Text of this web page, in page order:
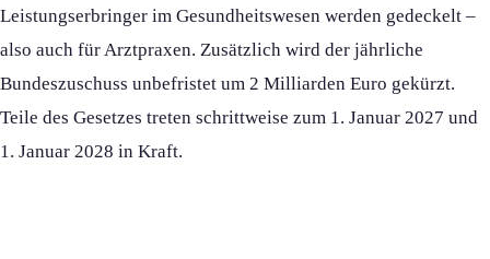
Leistungserbringer im Gesundheitswesen werden gedeckelt –
also auch für Arztpraxen. Zusätzlich wird der jährliche
Bundeszuschuss unbefristet um 2 Milliarden Euro gekürzt.
Teile des Gesetzes treten schrittweise zum 1. Januar 2027 und
1. Januar 2028 in Kraft.